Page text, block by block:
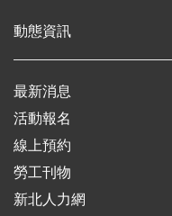
動態資訊
最新消息
活動報名
線上預約
勞工刊物
新北人力網